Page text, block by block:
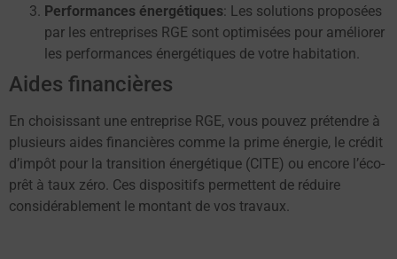
Performances énergétiques: Les solutions proposées
par les entreprises RGE sont optimisées pour améliorer
les performances énergétiques de votre habitation.
Aides financières
En choisissant une entreprise RGE, vous pouvez prétendre à
plusieurs aides financières comme la prime énergie, le crédit
d’impôt pour la transition énergétique (CITE) ou encore l’éco-
prêt à taux zéro. Ces dispositifs permettent de réduire
considérablement le montant de vos travaux.